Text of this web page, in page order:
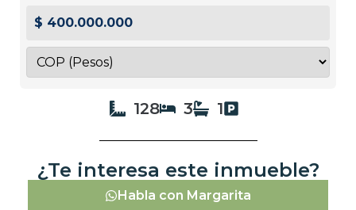
$ 400.000.000
128 3 1
¿Te interesa este inmueble?
Habla con Margarita